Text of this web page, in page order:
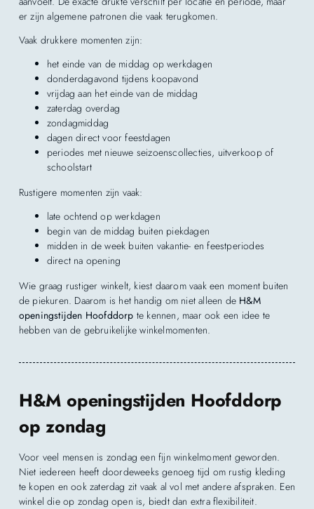
er zijn algemene patronen die vaak terugkomen.
Vaak drukkere momenten zijn:
het einde van de middag op werkdagen
donderdagavond tijdens koopavond
vrijdag aan het einde van de middag
zaterdag overdag
zondagmiddag
dagen direct voor feestdagen
periodes met nieuwe seizoenscollecties, uitverkoop of
schoolstart
Rustigere momenten zijn vaak:
late ochtend op werkdagen
begin van de middag buiten piekdagen
midden in de week buiten vakantie- en feestperiodes
direct na opening
Wie graag rustiger winkelt, kiest daarom vaak een moment buiten
de piekuren. Daarom is het handig om niet alleen de H&M
openingstijden Hoofddorp te kennen, maar ook een idee te
hebben van de gebruikelijke winkelmomenten.
H&M openingstijden Hoofddorp
op zondag
Voor veel mensen is zondag een fijn winkelmoment geworden.
Niet iedereen heeft doordeweeks genoeg tijd om rustig kleding
te kopen en ook zaterdag zit vaak al vol met andere afspraken. Een
winkel die op zondag open is, biedt dan extra flexibiliteit.